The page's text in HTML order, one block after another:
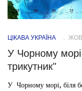
ЦІКАВА УКРАЇНА
У Чорному морі
трикутник"
У Чорному морі, біля